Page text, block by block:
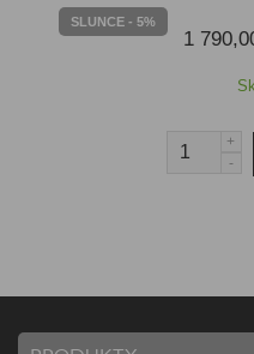
SLUNCE - 5%
1